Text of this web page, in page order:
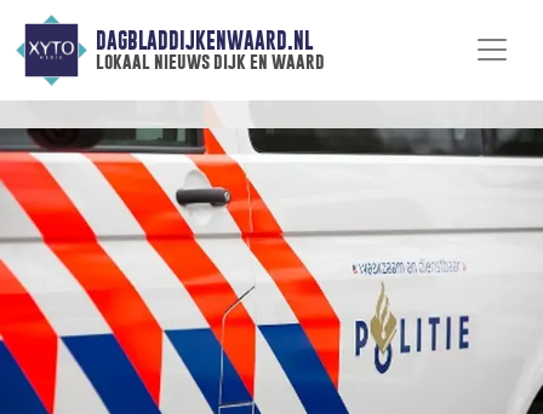
DAGBLADDIJKENWAARD.NL
lokaal nieuws dijk en waard